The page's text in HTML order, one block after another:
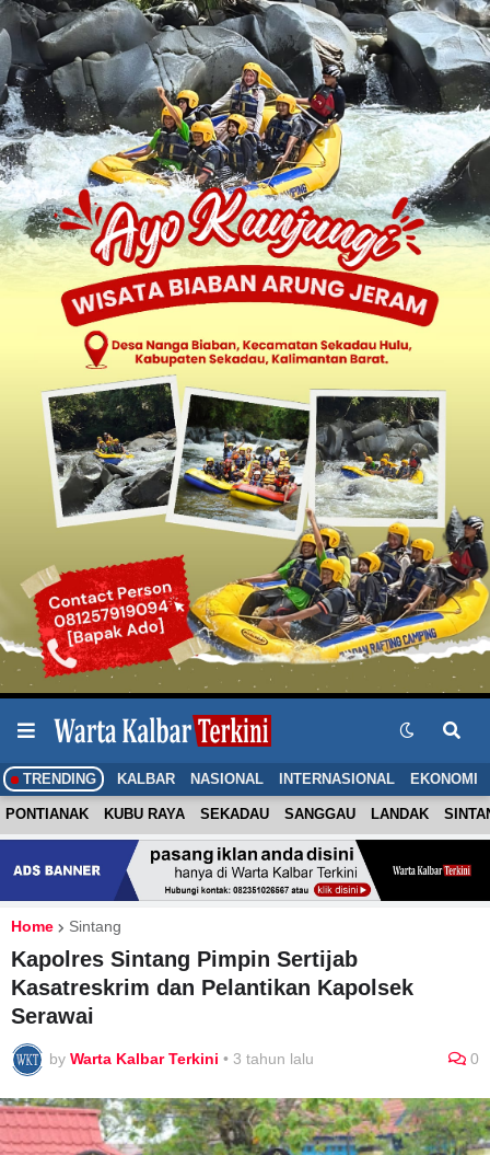
TRENDING KALBAR NASIONAL INTERNASIONAL EKONOMI
PONTIANAK KUBU RAYA SEKADAU SANGGAU LANDAK
Home Sintang
Kapolres Sintang Pimpin Sertijab
Kasatreskrim dan Pelantikan Kapolsek
Serawai
by Warta Kalbar Terkini • 3 tahun lalu 0